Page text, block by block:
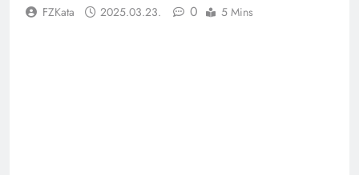
FZKata 2025.03.23. 0 5 Mins